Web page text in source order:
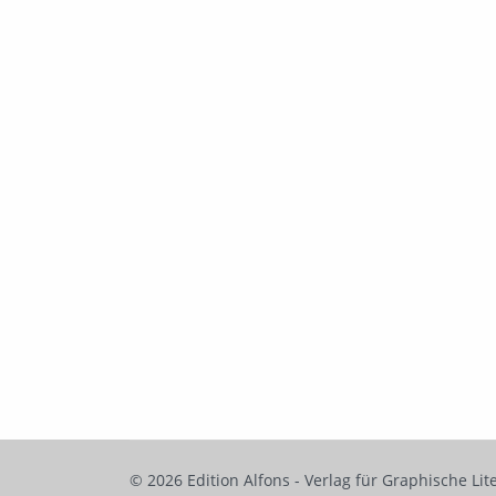
© 2026 Edition Alfons - Verlag für Graphische